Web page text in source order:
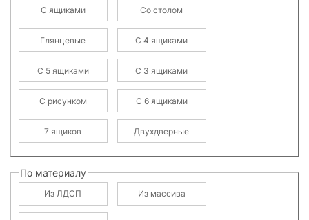
С ящиками Со столом
Глянцевые С 4 ящиками
С 5 ящиками С 3 ящиками
С рисунком С 6 ящиками
7 ящиков Двухдверные
По материалу
Из ЛДСП Из массива